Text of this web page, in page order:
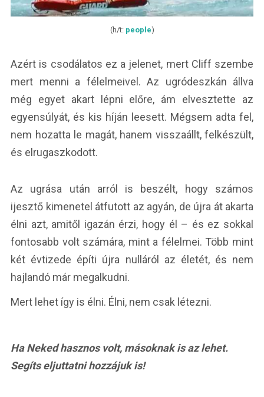
(h/t: people)
Azért is csodálatos ez a jelenet, mert Cliff szembe
mert menni a félelmeivel. Az ugródeszkán állva
még egyet akart lépni előre, ám elvesztette az
egyensúlyát, és kis híján leesett. Mégsem adta fel,
nem hozatta le magát, hanem visszaállt, felkészült,
és elrugaszkodott.
Az ugrása után arról is beszélt, hogy számos
ijesztő kimenetel átfutott az agyán, de újra át akarta
élni azt, amitől igazán érzi, hogy él – és ez sokkal
fontosabb volt számára, mint a félelmei. Több mint
két évtizede építi újra nulláról az életét, és nem
hajlandó már megalkudni.
Mert lehet így is élni. Élni, nem csak létezni.
Ha Neked hasznos volt, másoknak is az lehet.
Segíts eljuttatni hozzájuk is!